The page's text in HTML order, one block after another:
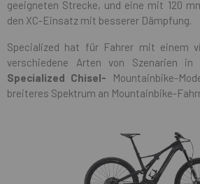
geeigneten Strecke, und eine mit 120
den XC-Einsatz mit besserer Dämpfung.
Specialized hat für Fahrer mit einem
verschiedene Arten von Szenarien
Specialized Chisel- Mountainbike-
breiteres Spektrum an Mountainbike-